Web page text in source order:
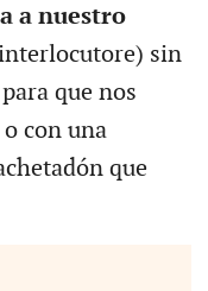
a nuestro
sin
que nos
con una
que